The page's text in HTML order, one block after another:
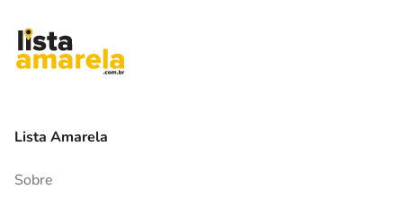
Lista Amarela
Sobre